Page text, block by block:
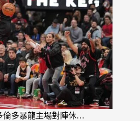
倫多暴龍主場對陣休…